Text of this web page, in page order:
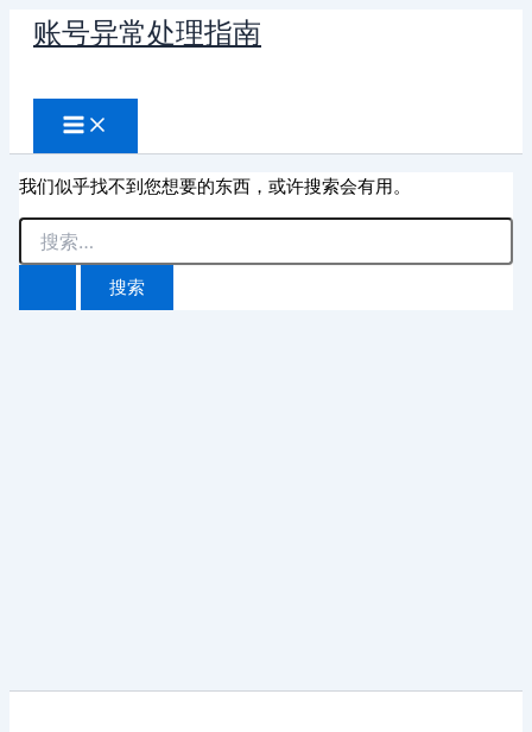
账号异常处理指南
索
我们似乎找不到您想要的东西，或许搜索会有用。
搜
索：